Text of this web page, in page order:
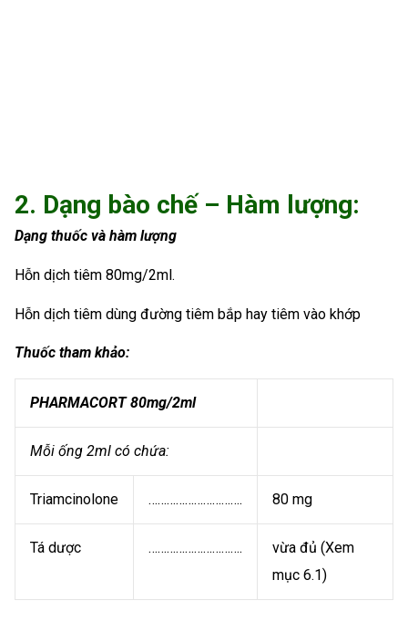
2. Dạng bào chế – Hàm lượng:
Dạng thuốc và hàm lượng
Hỗn dịch tiêm 80mg/2ml.
Hỗn dịch tiêm dùng đường tiêm bắp hay tiêm vào khớp
Thuốc tham khảo:
PHARMACORT 80mg/2ml
Mỗi ống 2ml có chứa:
Triamcinolone …………………………. 80 mg
Tá dược ………………………….
vừa đủ (Xem
mục 6.1)